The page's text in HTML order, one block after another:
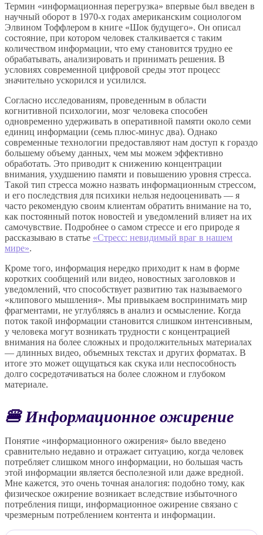
Термин «информационная перегрузка» впервые был введен в
научный оборот в 1970-х годах американским социологом
Элвином Тоффлером в книге «Шок будущего». Он описал
состояние, при котором человек сталкивается с таким
количеством информации, что ему становится трудно ее
обрабатывать, анализировать и принимать решения. В
условиях современной цифровой среды этот процесс
значительно ускорился и усилился.
Согласно исследованиям, проведенным в области
когнитивной психологии, мозг человека способен
одновременно удерживать в оперативной памяти около семи
единиц информации (семь плюс-минус два). Однако
современные технологии предоставляют нам доступ к гораздо
большему объему данных, чем мы можем эффективно
обработать. Это приводит к снижению концентрации
внимания, ухудшению памяти и повышению уровня стресса.
Такой тип стресса можно назвать информационным стрессом,
и его последствия для психики нельзя недооценивать — я
часто рекомендую своим клиентам обратить внимание на то,
как постоянный поток новостей и уведомлений влияет на их
самочувствие. Подробнее о самом стрессе и его природе я
рассказываю в статье «Стресс: невидимый враг в нашем
мире».
Кроме того, информация нередко приходит к нам в форме
коротких сообщений или видео, новостных заголовков и
уведомлений, что способствует развитию так называемого
«клипового мышления». Мы привыкаем воспринимать мир
фрагментами, не углубляясь в анализ и осмысление. Когда
поток такой информации становится слишком интенсивным,
у человека могут возникать трудности с концентрацией
внимания на более сложных и продолжительных материалах
— длинных видео, объемных текстах и других форматах. В
итоге это может ощущаться как скука или неспособность
долго сосредотачиваться на более сложном и глубоком
материале.
🍔 Информационное ожирение
Понятие «информационного ожирения» было введено
сравнительно недавно и отражает ситуацию, когда человек
потребляет слишком много информации, но большая часть
этой информации является бесполезной или даже вредной.
Мне кажется, это очень точная аналогия: подобно тому, как
физическое ожирение возникает вследствие избыточного
потребления пищи, информационное ожирение связано с
чрезмерным потреблением контента и информации.